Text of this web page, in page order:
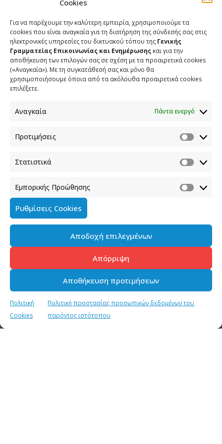
Cookies
Για να παρέχουμε την καλύτερη εμπειρία, χρησιμοποιούμε τα
cookies που είναι αναγκαία για τη διατήρηση της σύνδεσής σας στις
ηλεκτρονικές υπηρεσίες του δικτυακού τόπου της Γενικής
Γραμματείας Επικοινωνίας και Ενημέρωσης και για την
αποθήκευση των επιλογών σας σε σχέση με τα προαιρετικά cookies
(«Αναγκαία»). Με τη συγκατάθεσή σας και μόνο θα
χρησιμοποιήσουμε όποια από τα ακόλουθα προαιρετικά cookies
επιλέξετε.
Αναγκαία Πάντα ενεργό
Προτιμήσεις
Στατιστικά
Εμπορικής Προώθησης
Ρυθμίσεις Cookies
Αποδοχή επιλεγμένων
Απόρριψη
Αποθήκευση προτιμήσεων
Πολιτική
Cookies
Πολιτική προστασίας προσωπικών δεδομένων του
παρόντος ιστότοπου